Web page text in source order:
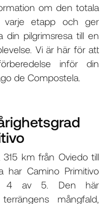
om den totala
varje etapp och ger
din pilgrimsresa till en
Vi är här för att
inför din
de Compostela.
km från Oviedo till
har Camino Primitivo
4 av 5. Den här
mångfald,